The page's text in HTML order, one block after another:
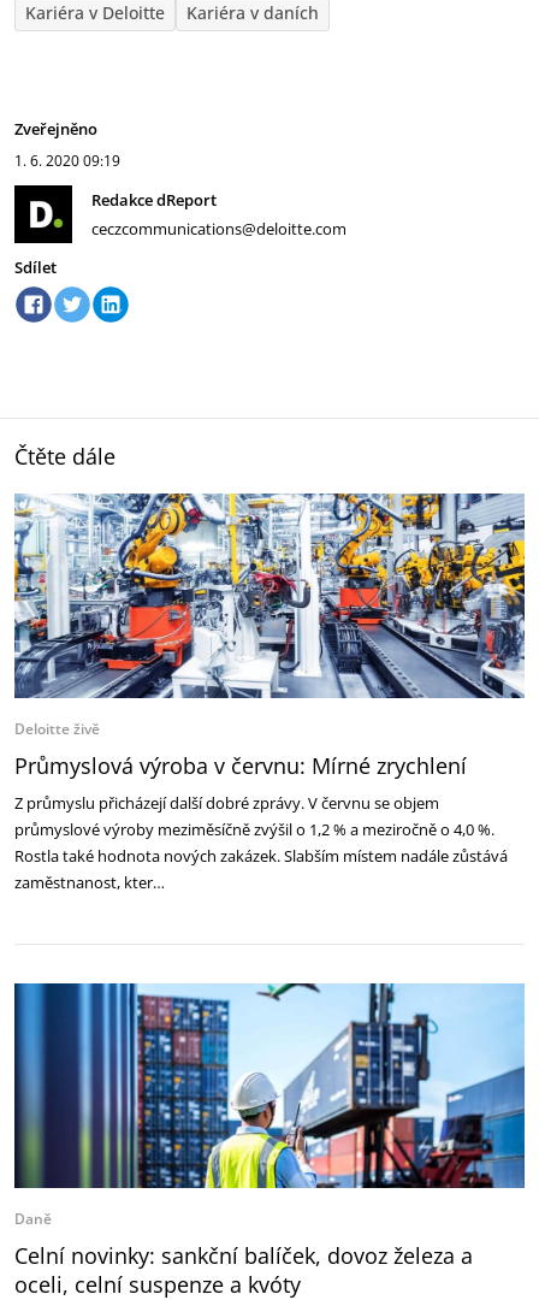
Kariéra v Deloitte Kariéra v daních
Zveřejněno
1. 6. 202009:19
Redakce dReport
ceczcommunications@deloitte.com
Sdílet
Čtěte dále
Deloitte živě
Průmyslová výroba v červnu: Mírné zrychlení
Z průmyslu přicházejí další dobré zprávy. V červnu se objem
průmyslové výroby meziměsíčně zvýšil o 1,2 % a meziročně o 4,0 %.
Rostla také hodnota nových zakázek. Slabším místem nadále zůstává
zaměstnanost, kter…
Daně
Celní novinky: sankční balíček, dovoz železa a
oceli, celní suspenze a kvóty